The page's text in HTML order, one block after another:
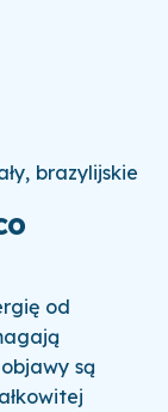
brazylijskie
od
są